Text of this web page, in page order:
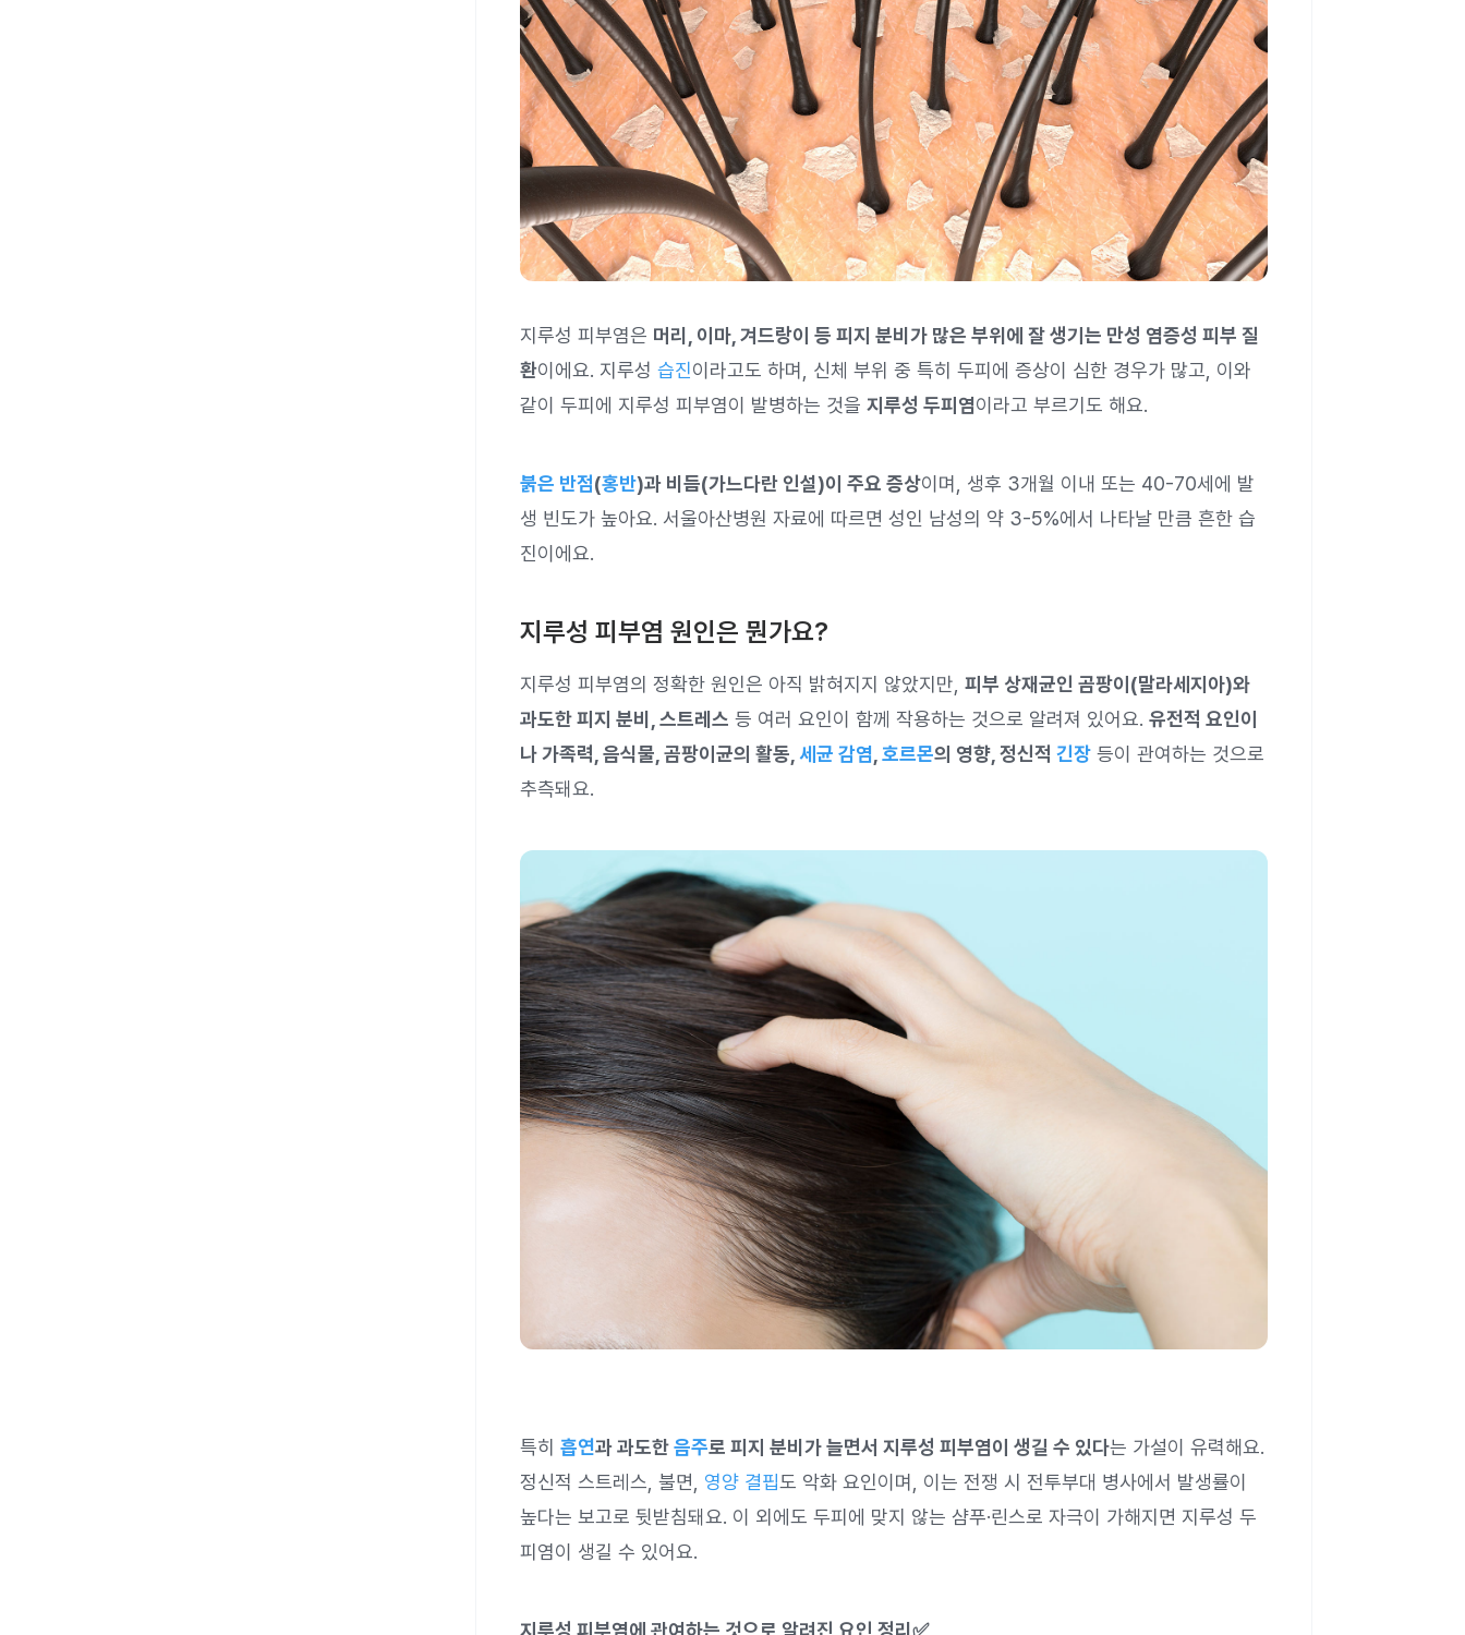
지루성 피부염은 머리, 이마, 겨드랑이 등 피지 분비가 많은 부위에 잘 생기는 만성 염증성 피부 질
환이에요. 지루성 습진이라고도 하며, 신체 부위 중 특히 두피에 증상이 심한 경우가 많고, 이와
같이 두피에 지루성 피부염이 발병하는 것을 지루성 두피염이라고 부르기도 해요.
붉은 반점(홍반)과 비듬(가느다란 인설)이 주요 증상이며, 생후 3개월 이내 또는 40-70세에 발
생 빈도가 높아요. 서울아산병원 자료에 따르면 성인 남성의 약 3-5%에서 나타날 만큼 흔한 습
진이에요.
지루성 피부염 원인은 뭔가요?
지루성 피부염의 정확한 원인은 아직 밝혀지지 않았지만, 피부 상재균인 곰팡이(말라세지아)와
과도한 피지 분비, 스트레스 등 여러 요인이 함께 작용하는 것으로 알려져 있어요. 유전적 요인이
나 가족력, 음식물, 곰팡이균의 활동,세균 감염,호르몬의 영향, 정신적 긴장 등이 관여하는 것으로
추측돼요.
특히 흡연과 과도한음주로 피지 분비가 늘면서 지루성 피부염이 생길 수 있다는 가설이 유력해요.
정신적 스트레스, 불면, 영양 결핍도 악화 요인이며, 이는 전쟁 시 전투부대 병사에서 발생률이
높다는 보고로 뒷받침돼요. 이 외에도 두피에 맞지 않는 샴푸·린스로 자극이 가해지면 지루성 두
피염이 생길 수 있어요.
지루성 피부염에 관여하는 것으로 알려진 요인 정리✅